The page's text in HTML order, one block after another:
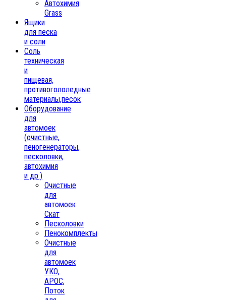
Автохимия
Grass
Ящики
для песка
и соли
Соль
техническая
и
пищевая,
противогололедные
материалы,песок
Oборудование
для
автомоек
(очистные,
пеногенераторы,
песколовки,
автохимия
и др.)
Очистные
для
автомоек
Скат
Песколовки
Пенокомплекты
Очистные
для
автомоек
УКО,
АРОС,
Поток